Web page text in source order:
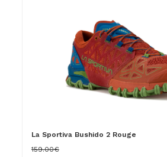
La Sportiva Bushido 2 Rouge
159.00€